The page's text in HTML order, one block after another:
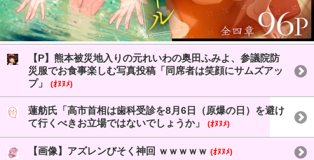
【P】熊本被災地入りの元れいわの奥田ふみよ、参議院防
災服でお食事楽しむ写真投稿「同席者は笑顔にサムズアッ
プ」
(ｵﾇﾇﾒ)
蓮舫氏「高市首相は歯科受診を8月6日（原爆の日）を避け
て行くべきお立場ではないでしょうか」
(ｵﾇﾇﾒ)
【画像】アズレンびそく神回 ｗｗｗｗｗ (ｵﾇﾇﾒ)